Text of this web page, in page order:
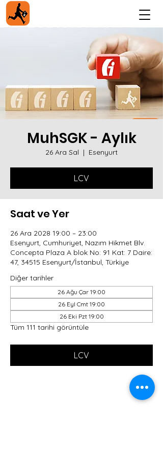
MuhSGK - Aylık
26 Ara Sal
  |
Esenyurt
LCV
Saat ve Yer
26 Ara 2028 19:00 – 23:00
Esenyurt, Cumhuriyet, Nazım Hikmet Blv.
Concepta Plaza A blok No: 91 Kat: 7 Daire:
47, 34515 Esenyurt/İstanbul, Türkiye
Diğer tarihler
26 Ağu Çar 19:00
26 Eyl Cmt 19:00
26 Eki Pzt 19:00
Tüm 111 tarihi görüntüle
LCV